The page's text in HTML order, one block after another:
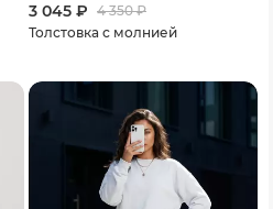
3 045 ₽ 4 350₽
Толстовка с молнией